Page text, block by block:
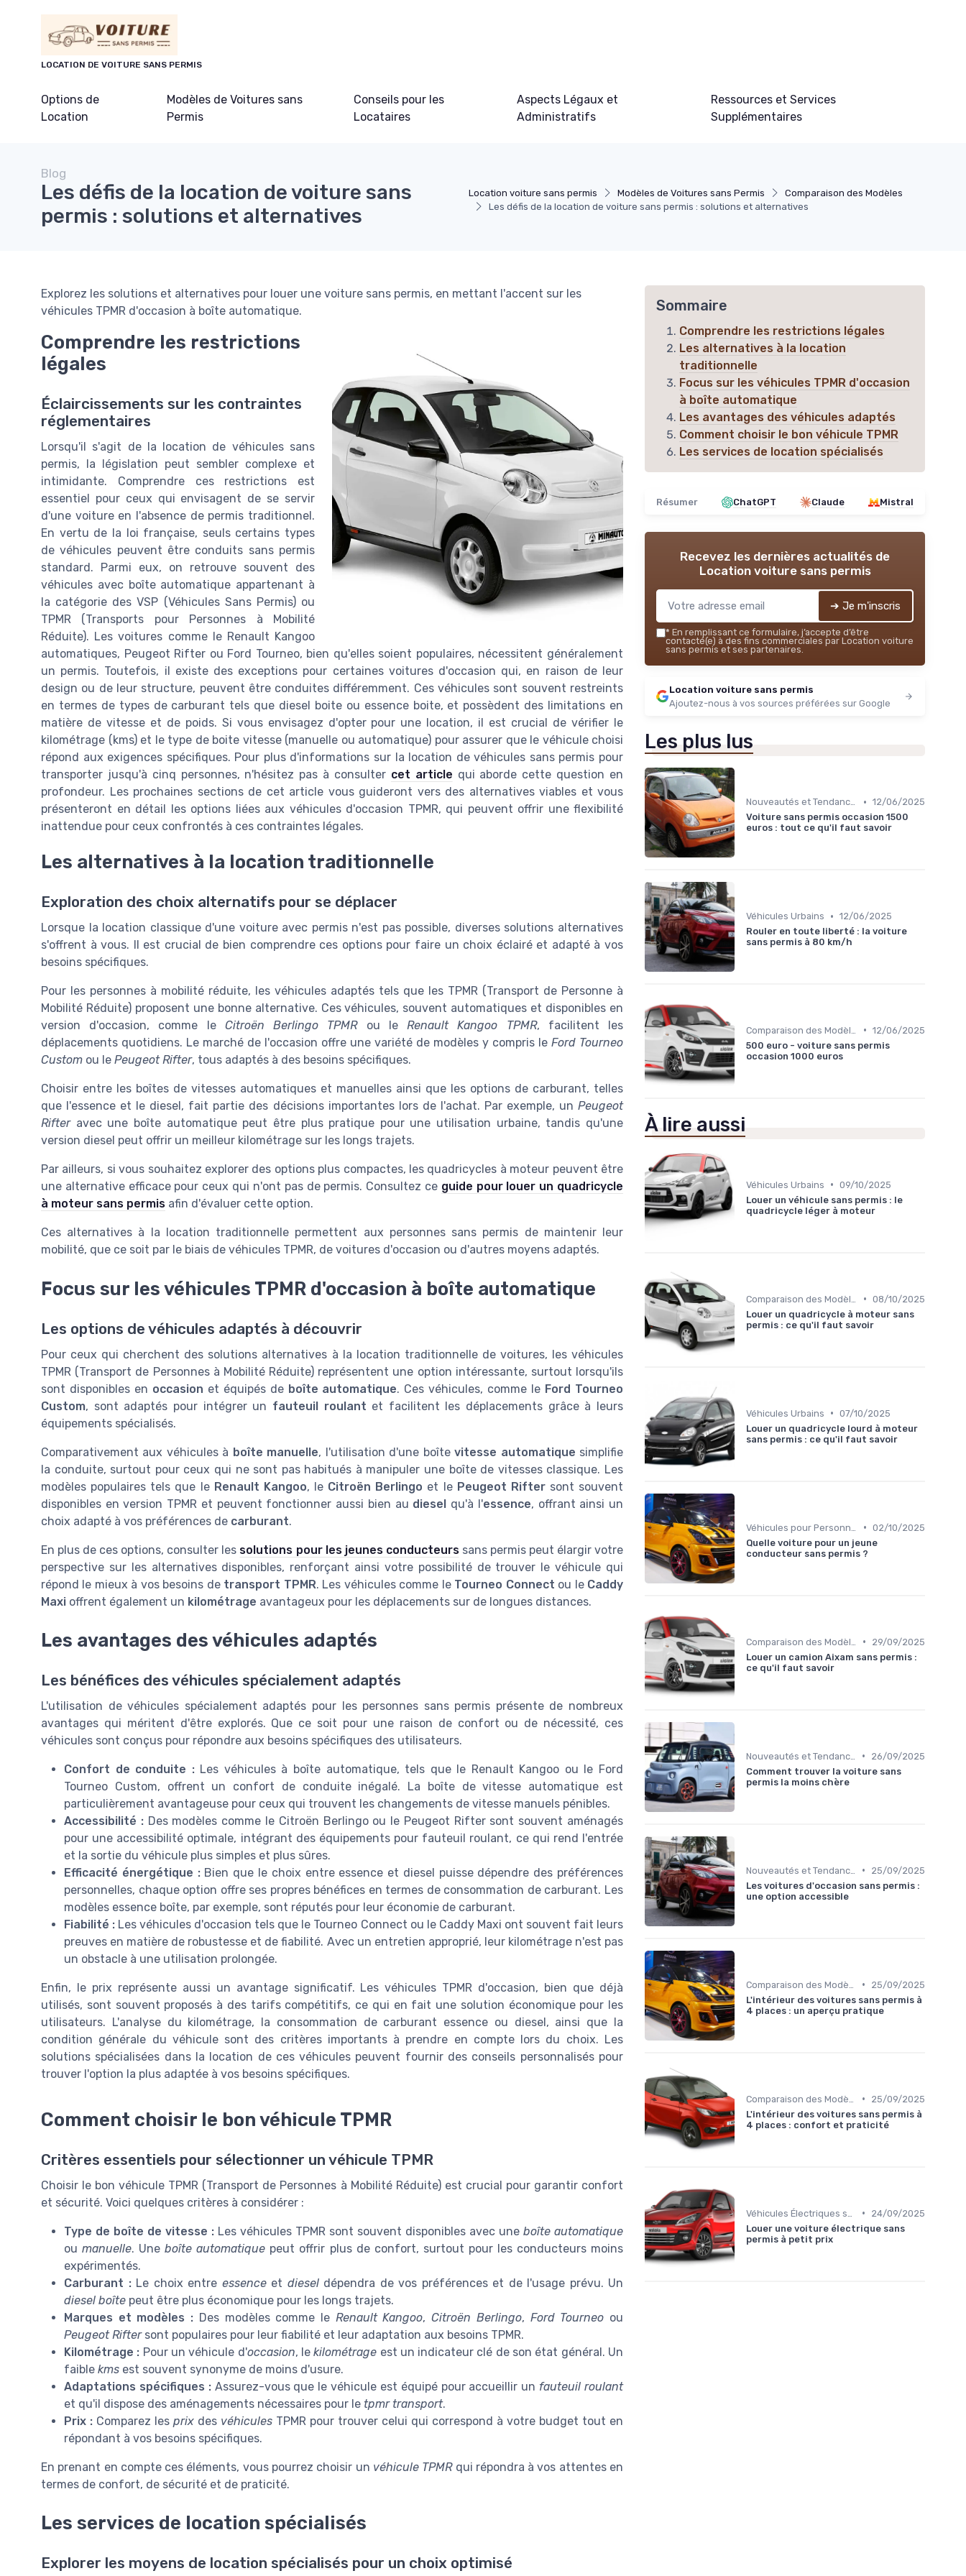
LOCATION DE VOITURE SANS PERMIS
Options de
Location
Modèles de Voitures sans
Permis
Conseils pour les
Locataires
Aspects Légaux et
Administratifs
Ressources et Services
Supplémentaires
Location voiture sans permis Modèles de Voitures sans Permis
Comparaison des Modèles
Les défis de la location de voiture sans permis : solutions et alternatives
Blog
Les défis de la location de voiture sans
permis : solutions et alternatives
Explorez les solutions et alternatives pour louer une voiture sans permis, en mettant l'accent sur les
véhicules TPMR d'occasion à boîte automatique.
Comprendre les restrictions
légales
Éclaircissements sur les contraintes
réglementaires
Lorsqu'il s'agit de la location de véhicules sans
permis, la législation peut sembler complexe et
intimidante. Comprendre ces restrictions est
essentiel pour ceux qui envisagent de se servir
d'une voiture en l'absence de permis traditionnel.
En vertu de la loi française, seuls certains types
de véhicules peuvent être conduits sans permis
standard. Parmi eux, on retrouve souvent des
véhicules avec boîte automatique appartenant à
la catégorie des VSP (Véhicules Sans Permis) ou
TPMR (Transports pour Personnes à Mobilité
Réduite). Les voitures comme le Renault Kangoo
automatiques, Peugeot Rifter ou Ford Tourneo, bien qu'elles soient populaires, nécessitent généralement
un permis. Toutefois, il existe des exceptions pour certaines voitures d'occasion qui, en raison de leur
design ou de leur structure, peuvent être conduites différemment. Ces véhicules sont souvent restreints
en termes de types de carburant tels que diesel boite ou essence boite, et possèdent des limitations en
matière de vitesse et de poids. Si vous envisagez d'opter pour une location, il est crucial de vérifier le
kilométrage (kms) et le type de boite vitesse (manuelle ou automatique) pour assurer que le véhicule choisi
répond aux exigences spécifiques. Pour plus d'informations sur la location de véhicules sans permis pour
transporter jusqu'à cinq personnes, n'hésitez pas à consulter cet article qui aborde cette question en
profondeur. Les prochaines sections de cet article vous guideront vers des alternatives viables et vous
présenteront en détail les options liées aux véhicules d'occasion TPMR, qui peuvent offrir une flexibilité
inattendue pour ceux confrontés à ces contraintes légales.
Les alternatives à la location traditionnelle
Exploration des choix alternatifs pour se déplacer
Lorsque la location classique d'une voiture avec permis n'est pas possible, diverses solutions alternatives
s'offrent à vous. Il est crucial de bien comprendre ces options pour faire un choix éclairé et adapté à vos
besoins spécifiques.
Pour les personnes à mobilité réduite, les véhicules adaptés tels que les TPMR (Transport de Personne à
Mobilité Réduite) proposent une bonne alternative. Ces véhicules, souvent automatiques et disponibles en
version d'occasion, comme le Citroën Berlingo TPMRou leRenault Kangoo TPMR, facilitent les
déplacements quotidiens. Le marché de l'occasion offre une variété de modèles y compris le Ford Tourneo
Custom ou le Peugeot Rifter, tous adaptés à des besoins spécifiques.
Choisir entre les boîtes de vitesses automatiques et manuelles ainsi que les options de carburant, telles
que l'essence et le diesel, fait partie des décisions importantes lors de l'achat. Par exemple, un Peugeot
Rifteravec une boîte automatique peut être plus pratique pour une utilisation urbaine, tandis qu'une
version diesel peut offrir un meilleur kilométrage sur les longs trajets.
Par ailleurs, si vous souhaitez explorer des options plus compactes, les quadricycles à moteur peuvent être
une alternative efficace pour ceux qui n'ont pas de permis. Consultez ce guide pour louer un quadricycle
à moteur sans permis afin d'évaluer cette option.
Ces alternatives à la location traditionnelle permettent aux personnes sans permis de maintenir leur
mobilité, que ce soit par le biais de véhicules TPMR, de voitures d'occasion ou d'autres moyens adaptés.
Focus sur les véhicules TPMR d'occasion à boîte automatique
Les options de véhicules adaptés à découvrir
Pour ceux qui cherchent des solutions alternatives à la location traditionnelle de voitures, les véhicules
TPMR (Transport de Personnes à Mobilité Réduite) représentent une option intéressante, surtout lorsqu'ils
sont disponibles en occasion et équipés de boîte automatique. Ces véhicules, comme le Ford Tourneo
Custom, sont adaptés pour intégrer un fauteuil roulant et facilitent les déplacements grâce à leurs
équipements spécialisés.
Comparativement aux véhicules à boîte manuelle, l'utilisation d'une boîtevitesse automatique simplifie
la conduite, surtout pour ceux qui ne sont pas habitués à manipuler une boîte de vitesses classique. Les
modèles populaires tels que le Renault Kangoo, le Citroën Berlingo et le Peugeot Riftersont souvent
disponibles en version TPMR et peuvent fonctionner aussi bien au diesel qu'à l'essence, offrant ainsi un
choix adapté à vos préférences de carburant.
En plus de ces options, consulter les solutions pour les jeunes conducteurssans permis peut élargir votre
perspective sur les alternatives disponibles, renforçant ainsi votre possibilité de trouver le véhicule qui
répond le mieux à vos besoins de transport TPMR. Les véhicules comme le Tourneo Connect ou le Caddy
Maxi offrent également un kilométrage avantageux pour les déplacements sur de longues distances.
Les avantages des véhicules adaptés
Les bénéfices des véhicules spécialement adaptés
L'utilisation de véhicules spécialement adaptés pour les personnes sans permis présente de nombreux
avantages qui méritent d'être explorés. Que ce soit pour une raison de confort ou de nécessité, ces
véhicules sont conçus pour répondre aux besoins spécifiques des utilisateurs.
Confort de conduite :Les véhicules à boîte automatique, tels que le Renault Kangoo ou le Ford
Tourneo Custom, offrent un confort de conduite inégalé. La boîte de vitesse automatique est
particulièrement avantageuse pour ceux qui trouvent les changements de vitesse manuels pénibles.
Accessibilité :Des modèles comme le Citroën Berlingo ou le Peugeot Rifter sont souvent aménagés
pour une accessibilité optimale, intégrant des équipements pour fauteuil roulant, ce qui rend l'entrée
et la sortie du véhicule plus simples et plus sûres.
Efficacité énergétique :Bien que le choix entre essence et diesel puisse dépendre des préférences
personnelles, chaque option offre ses propres bénéfices en termes de consommation de carburant. Les
modèles essence boîte, par exemple, sont réputés pour leur économie de carburant.
Fiabilité : Les véhicules d'occasion tels que le Tourneo Connect ou le Caddy Maxi ont souvent fait leurs
preuves en matière de robustesse et de fiabilité. Avec un entretien approprié, leur kilométrage n'est pas
un obstacle à une utilisation prolongée.
Enfin, le prix représente aussi un avantage significatif. Les véhicules TPMR d'occasion, bien que déjà
utilisés, sont souvent proposés à des tarifs compétitifs, ce qui en fait une solution économique pour les
utilisateurs. L'analyse du kilométrage, la consommation de carburant essence ou diesel, ainsi que la
condition générale du véhicule sont des critères importants à prendre en compte lors du choix. Les
solutions spécialisées dans la location de ces véhicules peuvent fournir des conseils personnalisés pour
trouver l'option la plus adaptée à vos besoins spécifiques.
Comment choisir le bon véhicule TPMR
Critères essentiels pour sélectionner un véhicule TPMR
Choisir le bon véhicule TPMR (Transport de Personnes à Mobilité Réduite) est crucial pour garantir confort
et sécurité. Voici quelques critères à considérer :
Type de boîte de vitesse : Les véhicules TPMR sont souvent disponibles avec une boîte automatique
oumanuelle. Uneboîte automatique peut offrir plus de confort, surtout pour les conducteurs moins
expérimentés.
Carburant :Le choix entre essenceet dieseldépendra de vos préférences et de l'usage prévu. Un
diesel boîte peut être plus économique pour les longs trajets.
Marques et modèles : Des modèles comme le Renault Kangoo,Citroën Berlingo, Ford Tourneo ou
Peugeot Riftersont populaires pour leur fiabilité et leur adaptation aux besoins TPMR.
Kilométrage : Pour un véhicule d'occasion, lekilométrage est un indicateur clé de son état général. Un
faible kms est souvent synonyme de moins d'usure.
Adaptations spécifiques :Assurez-vous que le véhicule est équipé pour accueillir un fauteuil roulant
et qu'il dispose des aménagements nécessaires pour le tpmr transport.
Prix : Comparez les prix des véhicules TPMR pour trouver celui qui correspond à votre budget tout en
répondant à vos besoins spécifiques.
En prenant en compte ces éléments, vous pourrez choisir un véhicule TPMRqui répondra à vos attentes en
termes de confort, de sécurité et de praticité.
Les services de location spécialisés
Explorer les moyens de location spécialisés pour un choix optimisé
Sommaire
Comprendre les restrictions légales
Les alternatives à la location
traditionnelle
Focus sur les véhicules TPMR d'occasion
à boîte automatique
Les avantages des véhicules adaptés
Comment choisir le bon véhicule TPMR
Les services de location spécialisés
Résumer ChatGPT Claude Mistral
Recevez les dernières actualités de
Location voiture sans permis
➔ Je m'inscris
* En remplissant ce formulaire, j’accepte d’être
contacté(e) à des fins commerciales par Location voiture
sans permis et ses partenaires.
Location voiture sans permis
Ajoutez-nous à vos sources préférées sur Google
Les plus lus
Nouveautés et Tendances • 12/06/2025
Voiture sans permis occasion 1500
euros : tout ce qu'il faut savoir
Véhicules Urbains • 12/06/2025
Rouler en toute liberté : la voiture
sans permis à 80 km/h
• 12/06/2025
500 euro - voiture sans permis
occasion 1000 euros
À lire aussi
Véhicules Urbains • 09/10/2025
Louer un véhicule sans permis : le
quadricycle léger à moteur
• 08/10/2025
Louer un quadricycle à moteur sans
permis : ce qu'il faut savoir
Véhicules Urbains • 07/10/2025
Louer un quadricycle lourd à moteur
sans permis : ce qu'il faut savoir
• 02/10/2025
Quelle voiture pour un jeune
conducteur sans permis ?
•
29/09/2025
Louer un camion Aixam sans permis :
ce qu'il faut savoir
•
26/09/2025
Comment trouver la voiture sans
permis la moins chère
•
25/09/2025
Les voitures d'occasion sans permis :
une option accessible
•
25/09/2025
L'intérieur des voitures sans permis à
4 places : un aperçu pratique
•
25/09/2025
L'intérieur des voitures sans permis à
4 places : confort et praticité
•
24/09/2025
Louer une voiture électrique sans
permis à petit prix